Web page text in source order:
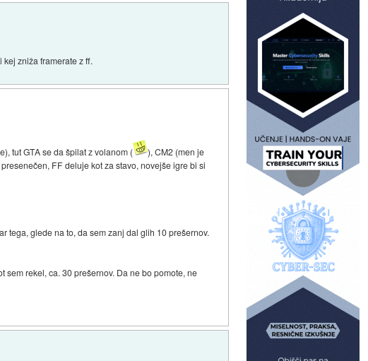
zniža framerate z ff.
tut GTA se da špilat z volanom (
), CM2 (men je
FF deluje kot za stavo, novejše igre bi si
tega, glede na to, da sem zanj dal glih 10 prešernov.
rekel, ca. 30 prešernov. Da ne bo pomote, ne